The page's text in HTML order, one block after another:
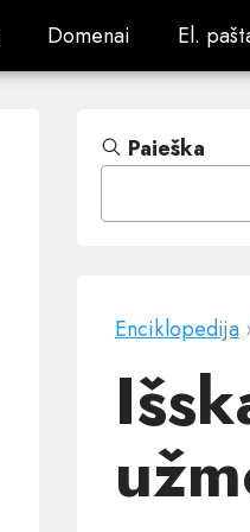
Domenai
Domenai El.
El.
Paieška
Enciklopedija